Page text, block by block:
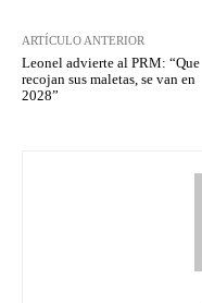
ARTÍCULO ANTERIOR
Leonel advierte al PRM: “Que
recojan sus maletas, se van en
2028”